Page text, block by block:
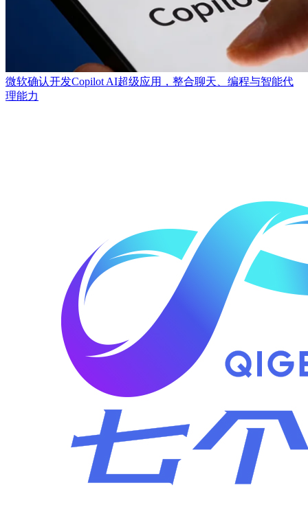
微软确认开发Copilot AI超级应用，整合聊天、编程与智能代
理能力